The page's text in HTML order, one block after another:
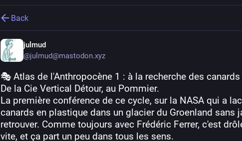
Back
julmud
@julmud@mastodon.xyz
🎭 Atlas de l'Anthropocène 1 : à la recherche des
De la Cie Vertical Détour, au Pommier.
La première conférence de ce cycle, sur la NASA qui a
canards en plastique dans un glacier du Groenland sans
retrouver. Comme toujours avec Frédéric Ferrer, c'est
vite, et ça part un peu dans tous les sens.